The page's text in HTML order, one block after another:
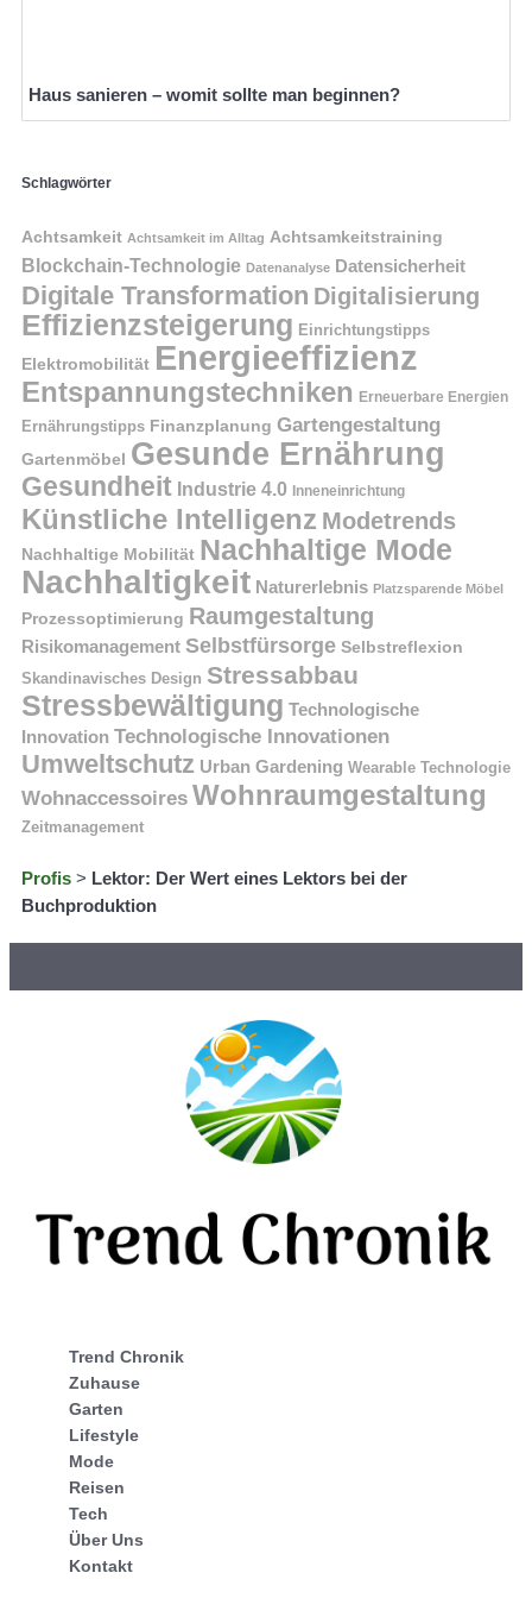
Haus sanieren – womit sollte man beginnen?
Schlagwörter
Achtsamkeit Achtsamkeit im Alltag Achtsamkeitstraining
Blockchain-Technologie Datenanalyse Datensicherheit
Digitale Transformation Digitalisierung
Effizienzsteigerung Einrichtungstipps
Elektromobilität Energieeffizienz
Entspannungstechniken Erneuerbare Energien
Ernährungstipps Finanzplanung Gartengestaltung
Gartenmöbel Gesunde Ernährung
Gesundheit Industrie 4.0 Inneneinrichtung
Künstliche Intelligenz Modetrends
Nachhaltige Mobilität Nachhaltige Mode
Nachhaltigkeit Naturerlebnis Platzsparende Möbel
Prozessoptimierung Raumgestaltung
Risikomanagement Selbstfürsorge Selbstreflexion
Skandinavisches Design Stressabbau
Stressbewältigung Technologische
Innovation Technologische Innovationen
Umweltschutz Urban Gardening Wearable Technologie
Wohnaccessoires Wohnraumgestaltung
Zeitmanagement
Profis > Lektor: Der Wert eines Lektors bei der
Buchproduktion
Trend Chronik
Zuhause
Garten
Lifestyle
Mode
Reisen
Tech
Über Uns
Kontakt